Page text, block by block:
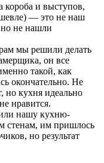
короба и выступов,
— это не наш
не нашли
мы решили делать
он все
такой, как
окончательно. Не
но кухня идеально
нравится.
нашу кухню-
стенам, им пришлось
но результат